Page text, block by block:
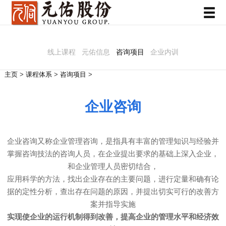
线上课程 元佑信息 咨询项目 企业内训
主页> 课程体系> 咨询项目 >
企业咨询
企业咨询又称企业管理咨询，是指具有丰富的管理知识与经验并
掌握咨询技法的咨询人员，在企业提出要求的基础上深入企业，
和企业管理人员密切结合，
应用科学的方法，找出企业存在的主要问题，进行定量和确有论
据的定性分析，查出存在问题的原因，并提出切实可行的改善方
案并指导实施
实现使企业的运行机制得到改善，提高企业的管理水平和经济效